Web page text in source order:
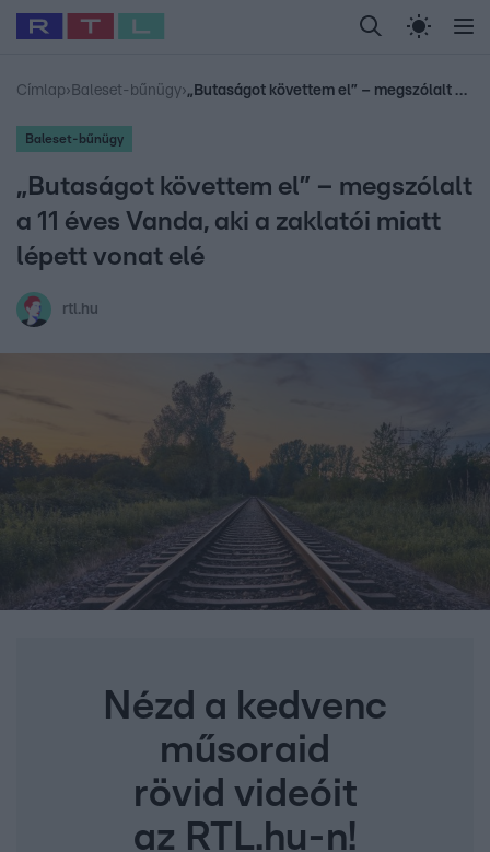
Legfrissebb RTL Híradó Randi Celeb vagyok,
Babits Marcella Most Wanted Gallusz
Címlap› Baleset-bűnügy› „Butaságot követtem el” – megszólalt a 11 éves Vanda, aki a zaklatói miatt lépett vonat elé
Baleset-bűnügy
„Butaságot követtem el” – megszólalt
a 11 éves Vanda, aki a zaklatói miatt
lépett vonat elé
rtl.hu
Nézd a kedvenc
műsoraid
rövid videóit
az RTL.hu-n!